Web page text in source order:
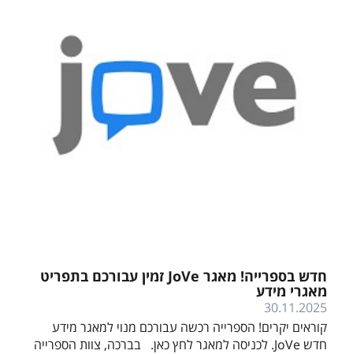
חדש בספרייה! מאגר JoVe זמין עבורכם בתפריט
מאגרי מידע
30.11.2025
קוראים יקרים! הספרייה רכשה עבורכם מנוי למאגר מידע
חדש JoVe. לכניסה למאגר לחץ כאן. בברכה, צוות הספרייה